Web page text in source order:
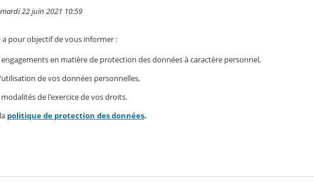
22 juin 2021 10:59
a pour objectif de vous informer :
engagements en matière de protection des données à caractère personnel,
de vos données personnelles,
modalités de l'exercice de vos droits.
politique de protection des données.